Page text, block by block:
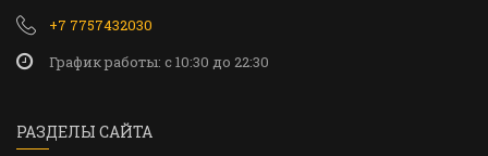
+7 7757432030
График работы: c 10:30 до 22:30
РАЗДЕЛЫ САЙТА